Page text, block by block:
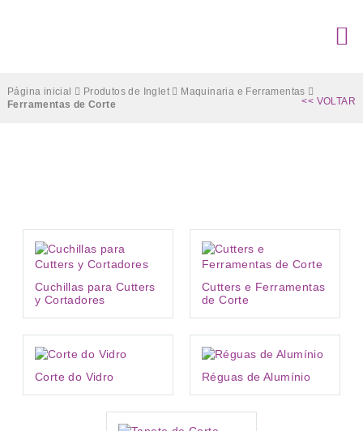
Página inicial Produtos de Inglet
Maquinaria e Ferramentas
Ferramentas de Corte
<< VOLTAR
Cuchillas para Cutters
y Cortadores
Cutters e Ferramentas
de Corte
Corte do Vidro Réguas de Alumínio